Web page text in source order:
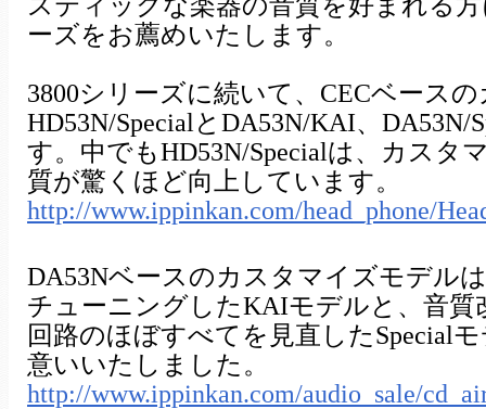
ーズをお薦めいたします。
3800シリーズに続いて、CECベース
HD53N/SpecialとDA53N/KAI、DA53N/
す。中でもHD53N/Specialは、カスタ
質が驚くほど向上しています。
http://www.ippinkan.com/head_phone/
DA53Nベースのカスタマイズモデル
チューニングしたKAIモデルと、音質
回路のほぼすべてを見直したSpecial
意いいたしました。
http://www.ippinkan.com/audio_sale/